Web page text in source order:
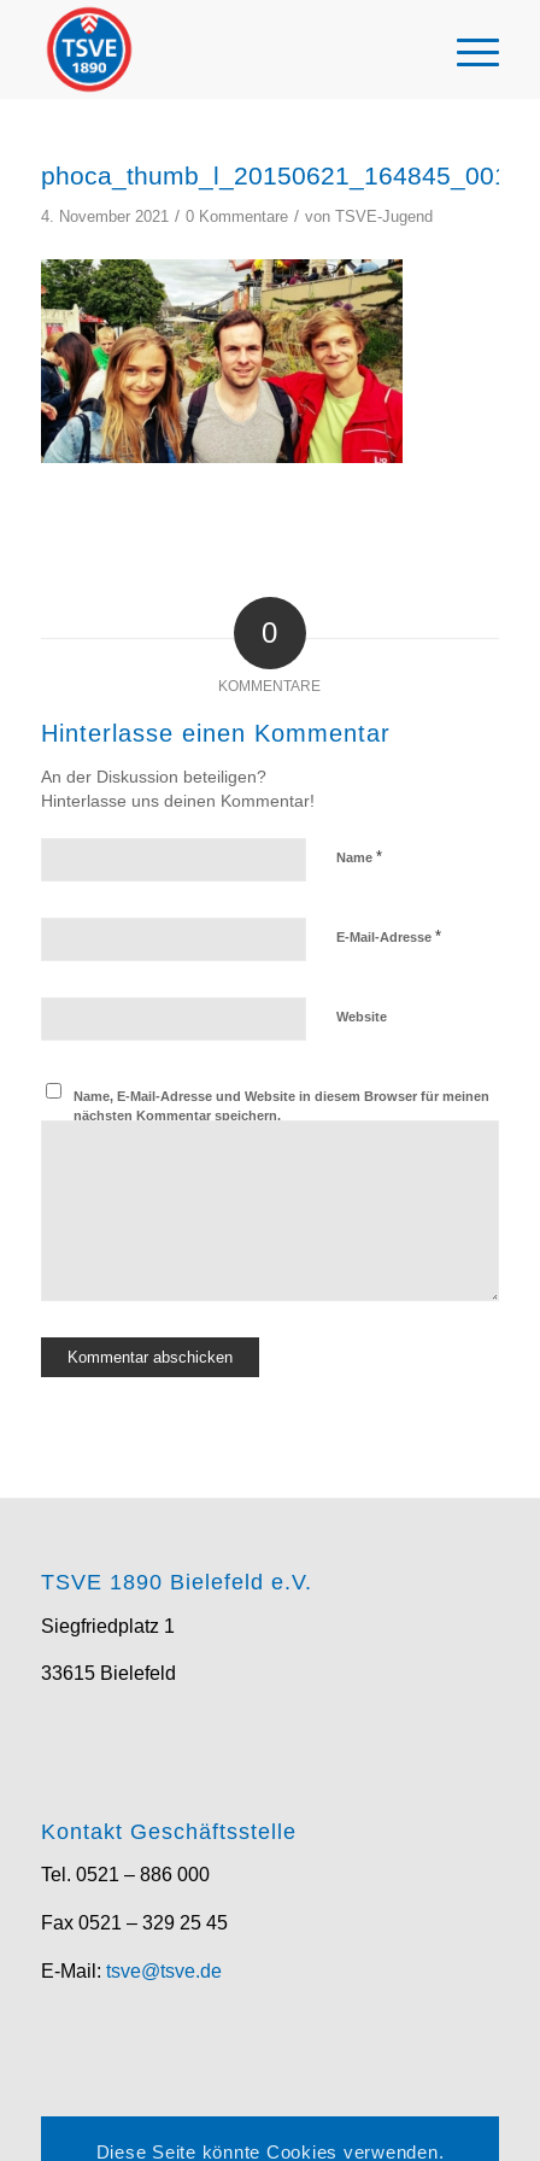
4. November 2021 / 0 Kommentare / von TSVE-Jugend
0
KOMMENTARE
Hinterlasse einen Kommentar
An der Diskussion beteiligen?
Hinterlasse uns deinen Kommentar!
Name *
E-Mail-Adresse *
Website
Name, E-Mail-Adresse und Website in diesem Browser für meinen
nächsten Kommentar speichern.
TSVE 1890 Bielefeld e.V.
Siegfriedplatz 1
33615 Bielefeld
Kontakt Geschäftsstelle
Tel. 0521 – 886 000
Fax 0521 – 329 25 45
E-Mail: tsve@tsve.de
Diese Seite könnte Cookies verwenden.